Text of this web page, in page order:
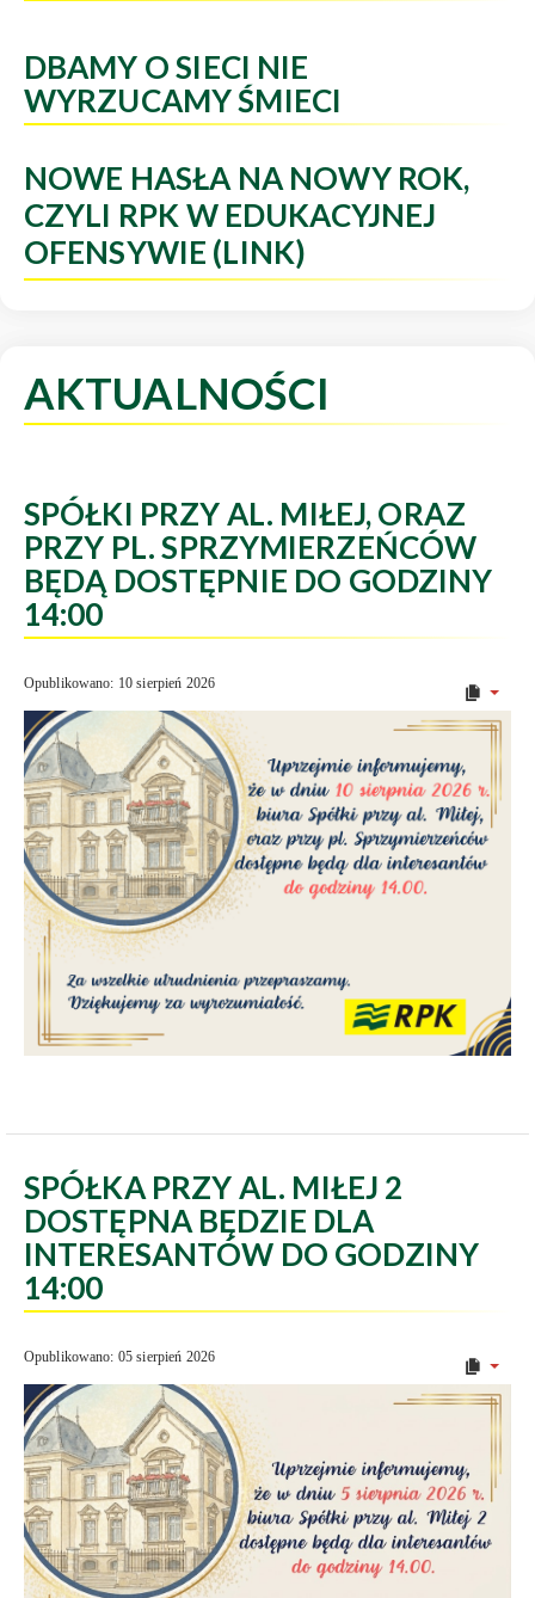
DBAMY O SIECI NIE
WYRZUCAMY ŚMIECI
NOWE HASŁA NA NOWY ROK,
CZYLI RPK W EDUKACYJNEJ
OFENSYWIE (LINK)
AKTUALNOŚCI
SPÓŁKI PRZY AL. MIŁEJ, ORAZ
PRZY PL. SPRZYMIERZEŃCÓW
BĘDĄ DOSTĘPNIE DO GODZINY
14:00
Opublikowano: 10 sierpień 2026
SPÓŁKA PRZY AL. MIŁEJ 2
DOSTĘPNA BĘDZIE DLA
INTERESANTÓW DO GODZINY
14:00
Opublikowano: 05 sierpień 2026